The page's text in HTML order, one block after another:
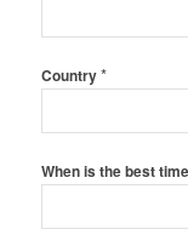
Country*
When is the best